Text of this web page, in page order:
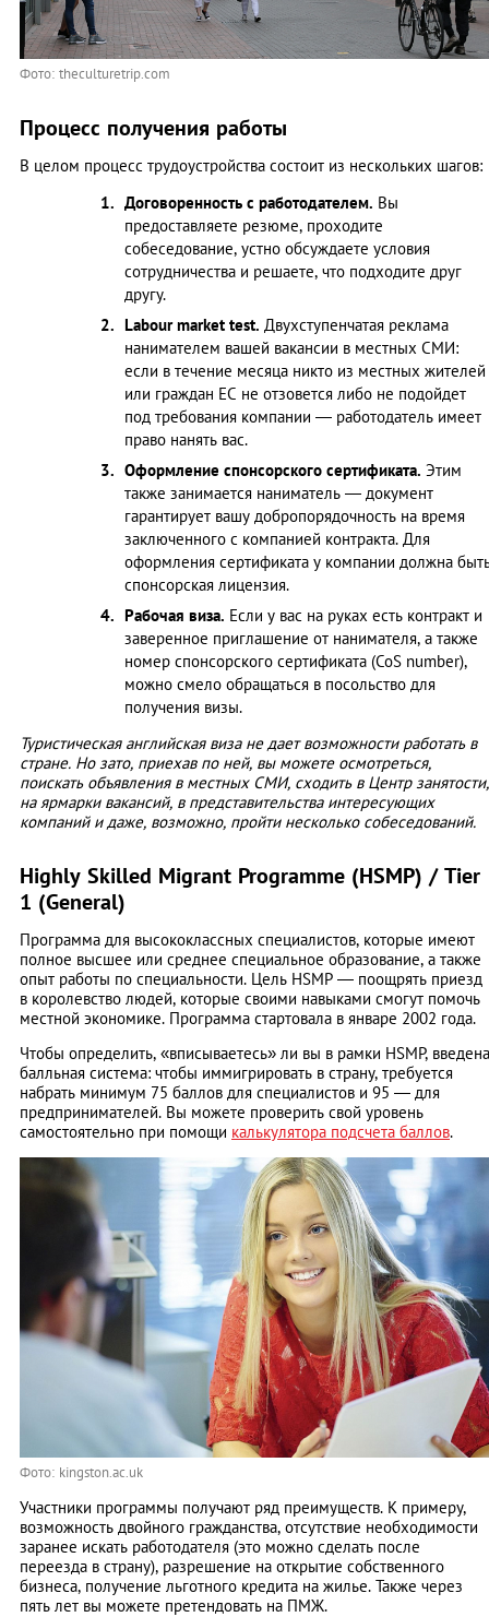
Фото: theculturetrip.com
Процесс получения работы
В целом процесс трудоустройства состоит из нескольких шагов:
Договоренность с работодателем. Вы
предоставляете резюме, проходите
собеседование, устно обсуждаете условия
сотрудничества и решаете, что подходите друг
другу.
Labour market test. Двухступенчатая реклама
нанимателем вашей вакансии в местных СМИ:
если в течение месяца никто из местных жителей
или граждан ЕС не отзовется либо не подойдет
под требования компании — работодатель имеет
право нанять вас.
Оформление спонсорского сертификата. Этим
также занимается наниматель — документ
гарантирует вашу добропорядочность на время
заключенного с компанией контракта. Для
оформления сертификата у компании должна
спонсорская лицензия.
Рабочая виза. Если у вас на руках есть контракт и
заверенное приглашение от нанимателя, а также
номер спонсорского сертификата (CoS number),
можно смело обращаться в посольство для
получения визы.
Туристическая английская виза не дает возможности работать в
стране. Но зато, приехав по ней, вы можете осмотреться,
поискать объявления в местных СМИ, сходить в Центр занятости,
на ярмарки вакансий, в представительства интересующих
компаний и даже, возможно, пройти несколько собеседований.
Highly Skilled Migrant Programme (HSMP) / Tier
1 (General)
Программа для высококлассных специалистов, которые имеют
полное высшее или среднее специальное образование, а также
опыт работы по специальности. Цель HSMP — поощрять приезд
в королевство людей, которые своими навыками смогут помочь
местной экономике. Программа стартовала в январе 2002 года.
Чтобы определить, «вписываетесь» ли вы в рамки HSMP, введена
балльная система: чтобы иммигрировать в страну, требуется
набрать минимум 75 баллов для специалистов и 95 — для
предпринимателей. Вы можете проверить свой уровень
самостоятельно при помощи калькулятора подсчета баллов.
Фото: kingston.ac.uk
Участники программы получают ряд преимуществ. К примеру,
возможность двойного гражданства, отсутствие необходимости
заранее искать работодателя (это можно сделать после
переезда в страну), разрешение на открытие собственного
бизнеса, получение льготного кредита на жилье. Также через
пять лет вы можете претендовать на ПМЖ.